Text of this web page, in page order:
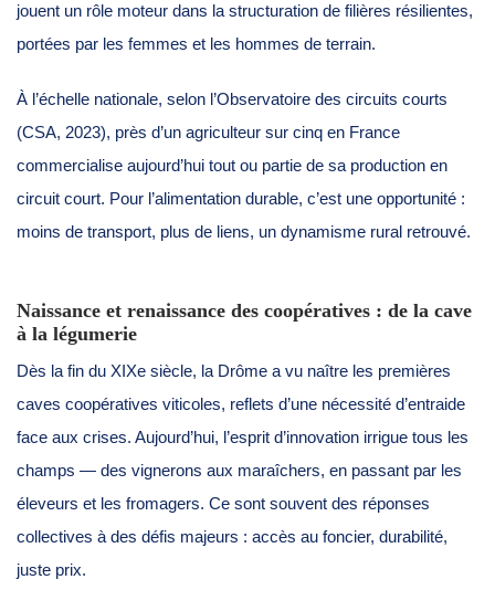
jouent un rôle moteur dans la structuration de filières résilientes,
portées par les femmes et les hommes de terrain.
À l’échelle nationale, selon l’Observatoire des circuits courts
(CSA, 2023), près d’un agriculteur sur cinq en France
commercialise aujourd’hui tout ou partie de sa production en
circuit court. Pour l’alimentation durable, c’est une opportunité :
moins de transport, plus de liens, un dynamisme rural retrouvé.
Naissance et renaissance des coopératives : de la cave
à la légumerie
Dès la fin du XIXe siècle, la Drôme a vu naître les premières
caves coopératives viticoles, reflets d’une nécessité d’entraide
face aux crises. Aujourd’hui, l’esprit d’innovation irrigue tous les
champs — des vignerons aux maraîchers, en passant par les
éleveurs et les fromagers. Ce sont souvent des réponses
collectives à des défis majeurs : accès au foncier, durabilité,
juste prix.